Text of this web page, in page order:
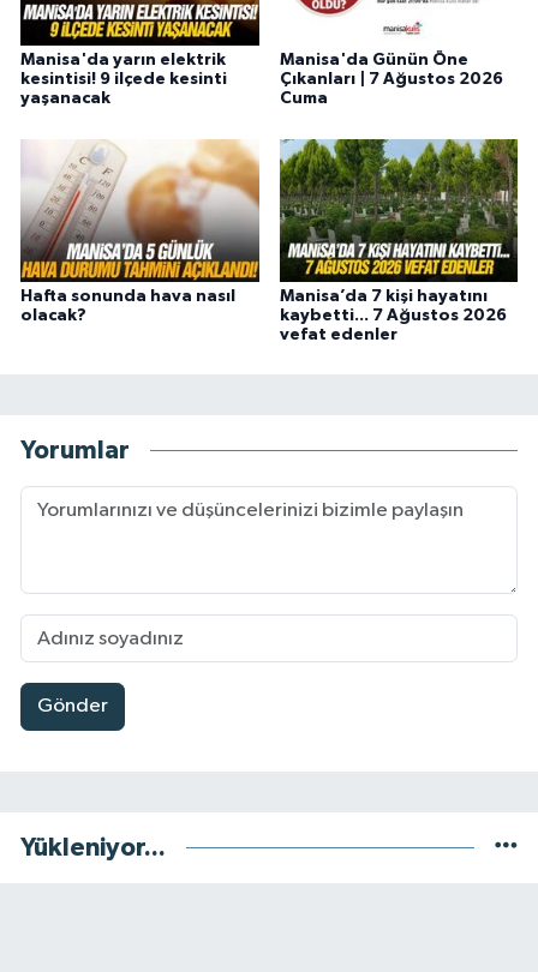
Manisa'da yarın elektrik
kesintisi! 9 ilçede kesinti
yaşanacak
Manisa'da Günün Öne
Çıkanları | 7 Ağustos 2026
Cuma
Hafta sonunda hava nasıl
olacak?
Manisa’da 7 kişi hayatını
kaybetti... 7 Ağustos 2026
vefat edenler
Yorumlar
Gönder
Yükleniyor...